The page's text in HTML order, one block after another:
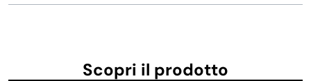
Scopri il prodotto